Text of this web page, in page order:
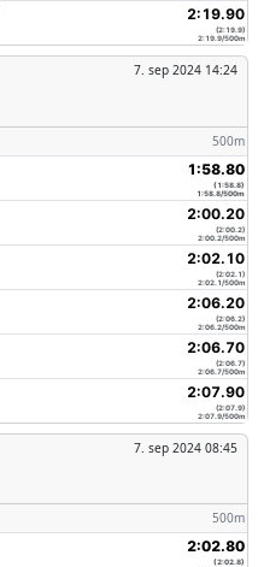
2:19.90
(2:19.9)
2:19.9/500m
7. sep 2024 14:24
500m
1:58.80
(1:58.8)
1:58.8/500m
2:00.20
(2:00.2)
2:00.2/500m
2:02.10
(2:02.1)
2:02.1/500m
2:06.20
(2:06.2)
2:06.2/500m
2:06.70
(2:06.7)
2:06.7/500m
2:07.90
(2:07.9)
2:07.9/500m
7. sep 2024 08:45
500m
2:02.80
(2:02.8)